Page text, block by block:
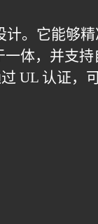
。它能够
体，并支
UL 认证，